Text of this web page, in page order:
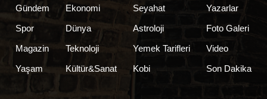
Gündem
Spor
Magazin
Yaşam
Ekonomi
Dünya
Teknoloji
Kültür&Sanat
Seyahat
Astroloji
Yemek Tarifleri
Kobi
Yazarlar
Foto Galeri
Video
Son Dakika